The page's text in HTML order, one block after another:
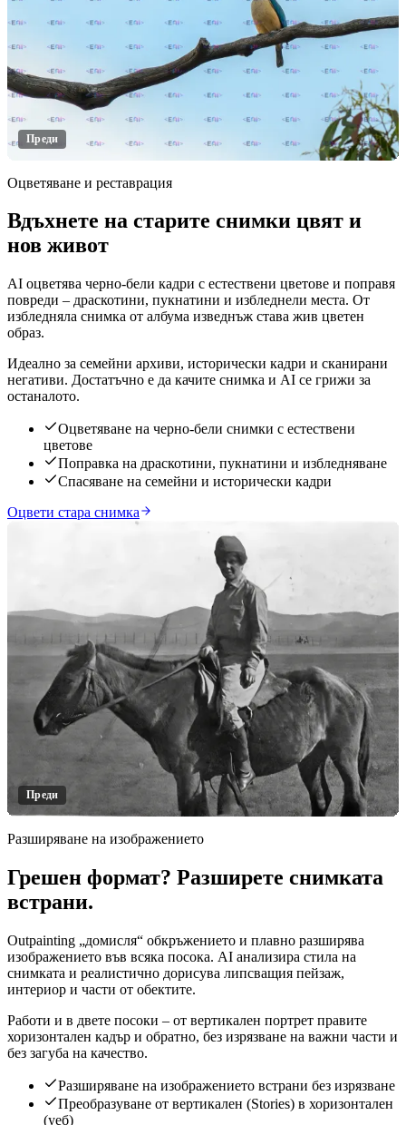
Кликнете за разкриване
Преди
Оцветяване и реставрация
Вдъхнете на старите снимки цвят и
нов живот
AI оцветява черно-бели кадри с естествени цветове и поправя
повреди – драскотини, пукнатини и избледнели места. От
избледняла снимка от албума изведнъж става жив цветен
образ.
Идеално за семейни архиви, исторически кадри и сканирани
негативи. Достатъчно е да качите снимка и AI се грижи за
останалото.
Оцветяване на черно-бели снимки с естествени
цветове
Поправка на драскотини, пукнатини и избледняване
Спасяване на семейни и исторически кадри
Оцвети стара снимка
Кликнете за разкриване
Преди
Разширяване на изображението
Грешен формат? Разширете снимката
встрани.
Outpainting „домисля“ обкръжението и плавно разширява
изображението във всяка посока. AI анализира стила на
снимката и реалистично дорисува липсващия пейзаж,
интериор и части от обектите.
Работи и в двете посоки – от вертикален портрет правите
хоризонтален кадър и обратно, без изрязване на важни части и
без загуба на качество.
Разширяване на изображението встрани без изрязване
Преобразуване от вертикален (Stories) в хоризонтален
(уеб)